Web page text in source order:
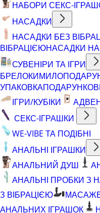
НАБОРИ СЕКС-
НАСАДКИ
НАСАДКИ БЕЗ
ВІБРАЦІЄЮНАСАДКИ
СУВЕНІРИ ТА ІГРИ
БРЕЛОКИМИЛО
УПАКОВКА
ІГРИ/КУБІКИ
СЕКС-ІГРАШКИ
WE-VIBE ТА ПОДІБНІ
АНАЛЬНІ ІГРАШКИ
АНАЛЬНИЙ ДУШ
АНАЛЬНІ ПРОБКИ З
З ВІБРАЦІЄЮ
АНАЛЬНИХ ІГРАШОК